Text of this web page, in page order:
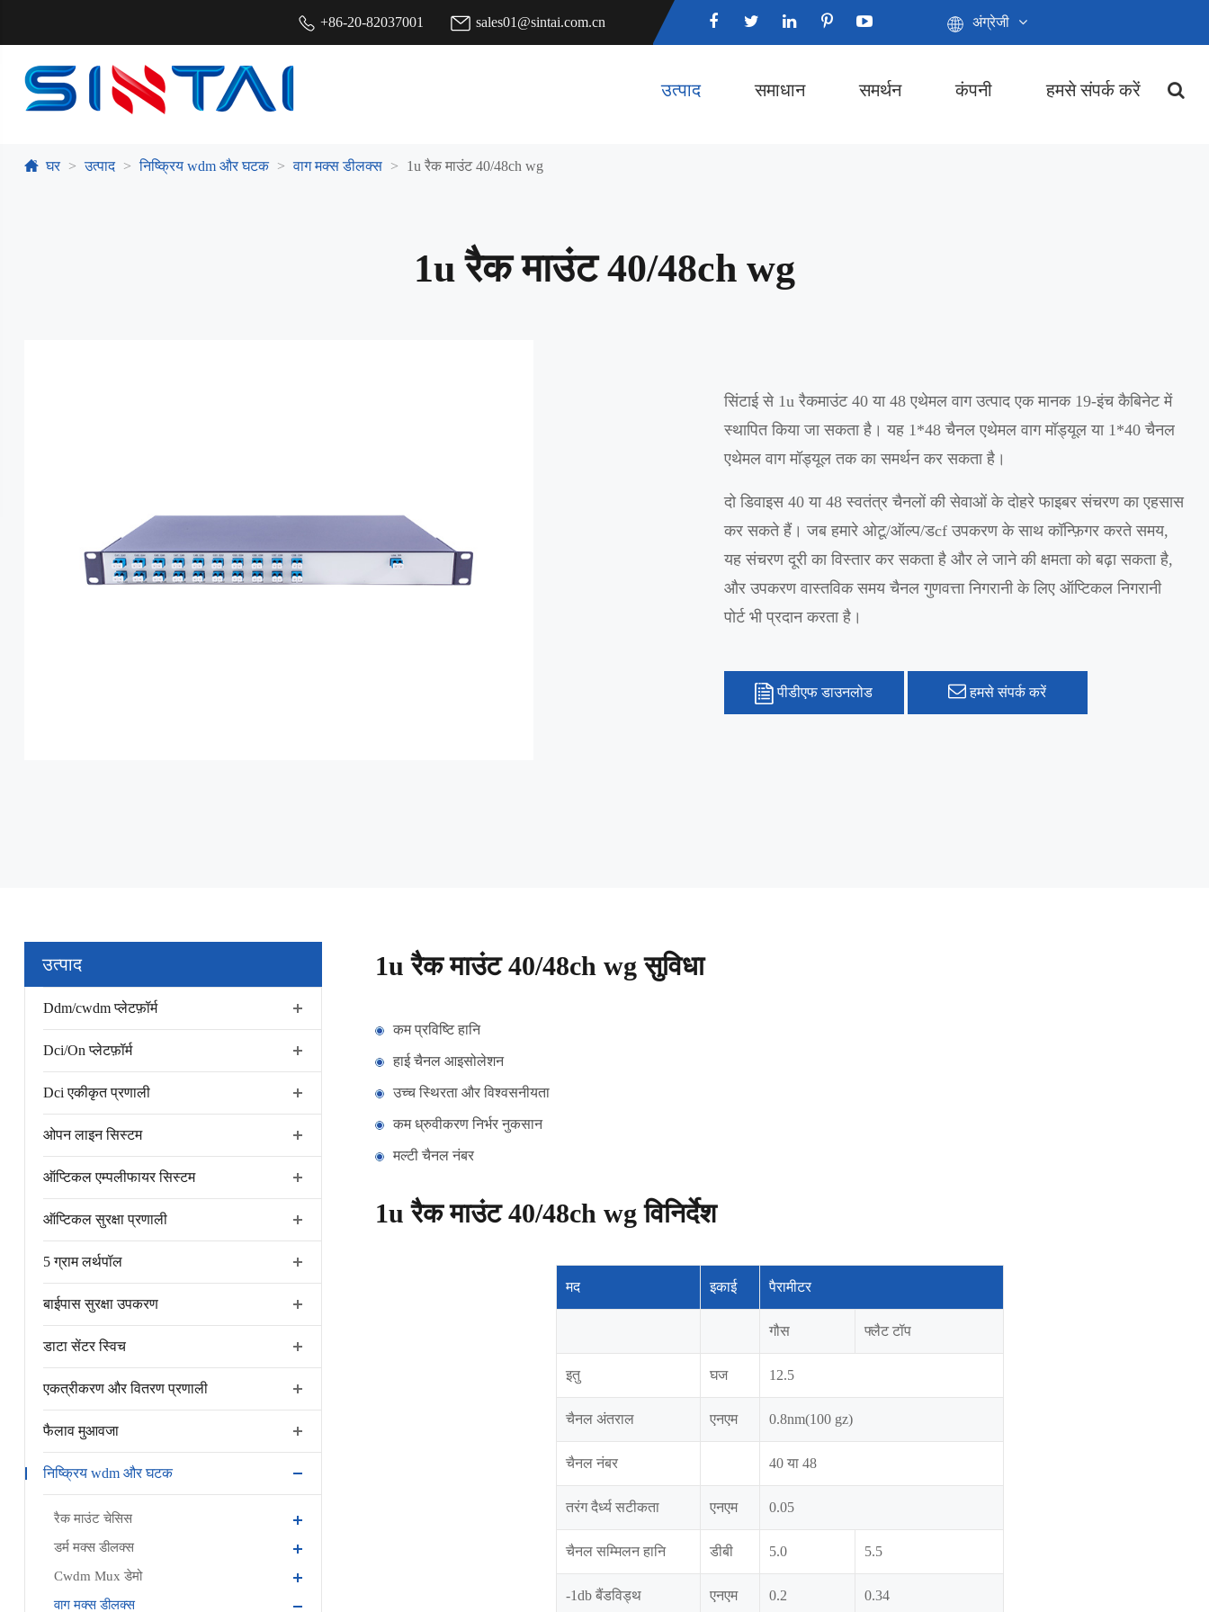
+86-20-82037001 sales01@sintai.com.cn अंग्रेजी
उत्पाद समाधान समर्थन कंपनी हमसे संपर्क करें
घर उत्पाद निष्क्रिय wdm और घटक वाग मक्स डीलक्स 1u रैक माउंट 40/48ch wg
1u रैक माउंट 40/48ch wg
सिंटाई से 1u रैकमाउंट 40 या 48 एथेमल वाग उत्पाद एक मानक 19-इंच कैबिनेट में
स्थापित किया जा सकता है। यह 1*48 चैनल एथेमल वाग मॉड्यूल या 1*40 चैनल
एथेमल वाग मॉड्यूल तक का समर्थन कर सकता है।
दो डिवाइस 40 या 48 स्वतंत्र चैनलों की सेवाओं के दोहरे फाइबर संचरण का एहसास
कर सकते हैं। जब हमारे ओटू/ऑल्प/डcf उपकरण के साथ कॉन्फ़िगर करते समय,
यह संचरण दूरी का विस्तार कर सकता है और ले जाने की क्षमता को बढ़ा सकता है,
और उपकरण वास्तविक समय चैनल गुणवत्ता निगरानी के लिए ऑप्टिकल निगरानी
पोर्ट भी प्रदान करता है।
पीडीएफ डाउनलोड हमसे संपर्क करें
उत्पाद
Ddm/cwdm प्लेटफ़ॉर्म
Dci/On प्लेटफ़ॉर्म
Dci एकीकृत प्रणाली
ओपन लाइन सिस्टम
ऑप्टिकल एम्पलीफायर सिस्टम
ऑप्टिकल सुरक्षा प्रणाली
5 ग्राम लर्थपॉल
बाईपास सुरक्षा उपकरण
डाटा सेंटर स्विच
एकत्रीकरण और वितरण प्रणाली
फैलाव मुआवजा
निष्क्रिय wdm और घटक
रैक माउंट चेसिस
डर्म मक्स डीलक्स
Cwdm Mux डेमो
वाग मक्स डीलक्स
1u रैक माउंट 40/48ch wg सुविधा
कम प्रविष्टि हानि
हाई चैनल आइसोलेशन
उच्च स्थिरता और विश्वसनीयता
कम ध्रुवीकरण निर्भर नुकसान
मल्टी चैनल नंबर
1u रैक माउंट 40/48ch wg विनिर्देश
मद इकाई पैरामीटर
गौस फ्लैट टॉप
इतु घज 12.5
चैनल अंतराल एनएम 0.8nm(100 gz)
चैनल नंबर 40 या 48
तरंग दैर्ध्य सटीकता एनएम 0.05
चैनल सम्मिलन हानि डीबी 5.0 5.5
-1db बैंडविड्थ एनएम 0.2 0.34